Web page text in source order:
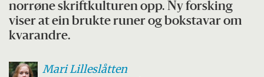
norrøne skriftkulturen opp. Ny forsking
viser at ein brukte runer og bokstavar om
kvarandre.
MariLilleslåtten